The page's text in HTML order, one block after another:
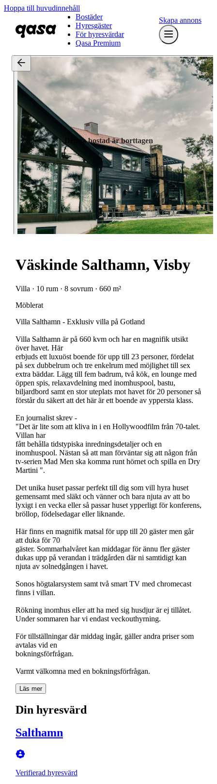
Hoppa till huvudinnehåll
Bostäder
Hyresgäster
För hyresvärdar
Qasa Premium
Skapa annons
Denna bostad är borttagen
Väskinde Salthamn, Visby
Villa · 10 rum · 8 sovrum · 660 m²
Möblerat
Villa Salthamn - Exklusiv villa på Gotland
Villa Salthamn är på 660 kvm och har en magnifik utsikt
över havet. Här
erbjuds ett luxuöst boende för upp till 23 personer, fördelat
på sex dubbelrum och tre enkelrum med möjlighet till sex
extra bäddar. Lägg till fem badrum, två kök, en lounge med
öppen spis, relaxavdelning med inomhuspool, bastu,
biljardbord samt en stor uteplats mot havet för 20 personer så
förstår du säkert att det här är ett boende av yppersta klass.
En journalist skrev -
"Det är lite som att kliva in i en Hollywoodfilm från 70-talet.
Villan har
fått behålla tidstypiska inredningsdetaljer och en
inomhuspool. Nästan så att man förväntar sig att någon från
tv-serien Mad Men ska komma runt hörnet och spilla en Dry
Martini ".
Det unika huset passar perfekt till dig som vill hyra huset
gemensamt med släkt och vänner och bara njuta av att bo
lyxigt i en vecka eller så passar huset ypperligt för konferens,
bröllop, födelsedagar eller liknande.
Här finns en magnifik matsal för upp till 20 gäster men går
att duka för 70
gäster. Sommarhalvåret kan middagar för ännu fler gäster
dukas upp på verandan i trädgården där ni samtidigt kan
njuta av solnedgången i havet.
Sonos högtalarsystem samt två smart TV med chromecast
finns i villan.
Rökning inomhus eller att ha med sig husdjur är ej tillåtet.
Under sommaren har vi endast veckouthyrning.
För tillställningar där middag ingår, gäller andra priser som
avtalas vid en
bokningsförfrågan.
Varmt välkomna med en bokningsförfrågan.
Läs mer
Din hyresvärd
Salthamn
Verifierad hyresvärd